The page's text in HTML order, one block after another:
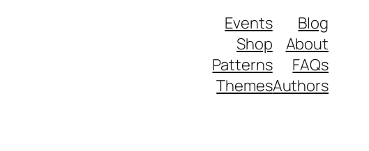
Blog
About
FAQs
Authors
Events
Shop
Patterns
Themes